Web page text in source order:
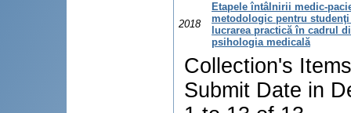
2018
Etapele întâlnirii medic-
metodologic pentru
lucrarea practică în cadrul
psihologia medicală
Collection's
Submit Date in